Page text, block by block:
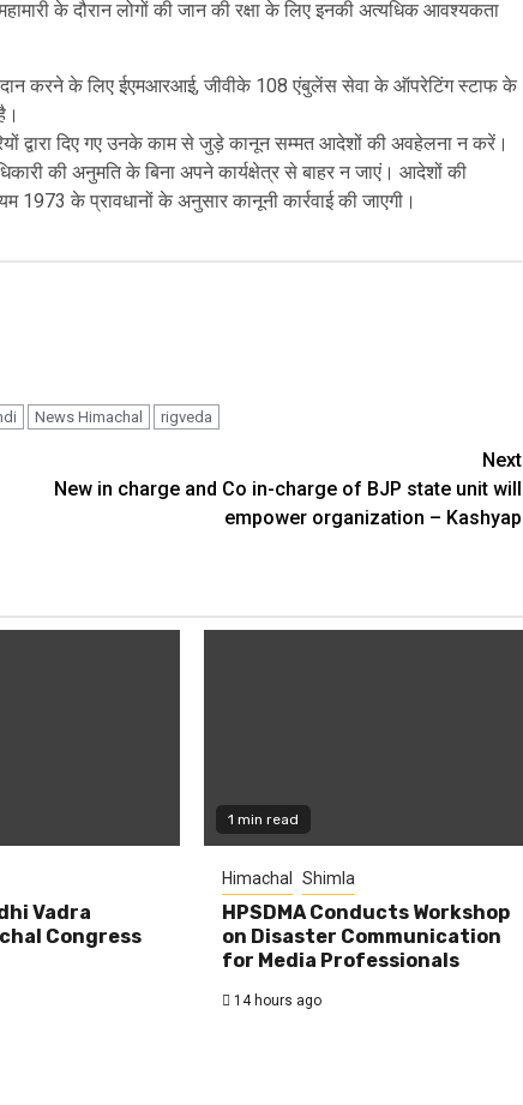
के दौरान लोगों की जान की रक्षा के लिए इनकी अत्यधिक आवश्यकता
करने के लिए ईएमआरआई, जीवीके 108 एंबुलेंस सेवा के ऑपरेटिंग स्टाफ के
द्वारा दिए गए उनके काम से जुड़े कानून सम्मत आदेशों की अवहेलना न करें।
की अनुमति के बिना अपने कार्यक्षेत्र से बाहर न जाएं। आदेशों की
के प्रावधानों के अनुसार कानूनी कार्रवाई की जाएगी।
News Himachal rigveda
Next
New in charge and Co in-charge of BJP state unit will
empower organization – Kashyap
Vadra
Congress
1 min read
Himachal Shimla
HPSDMA Conducts Workshop
on Disaster Communication
for Media Professionals
14 hours ago